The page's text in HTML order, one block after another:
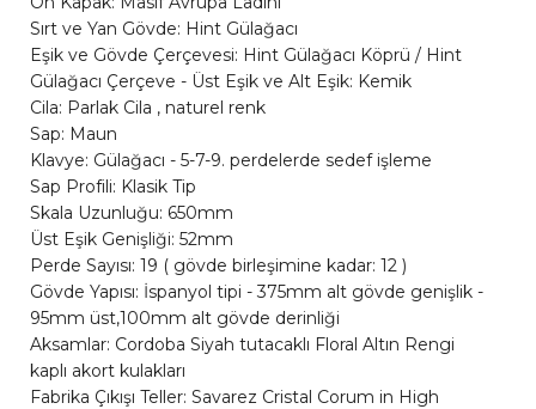
Sırt ve Yan Gövde: Hint Gülağacı
Eşik ve Gövde Çerçevesi: Hint Gülağacı Köprü / Hint
Gülağacı Çerçeve - Üst Eşik ve Alt Eşik: Kemik
Cila: Parlak Cila , naturel renk
Sap: Maun
Klavye: Gülağacı - 5-7-9. perdelerde sedef işleme
Sap Profili: Klasik Tip
Skala Uzunluğu: 650mm
Üst Eşik Genişliği: 52mm
Perde Sayısı: 19 ( gövde birleşimine kadar: 12 )
Gövde Yapısı: İspanyol tipi - 375mm alt gövde genişlik -
95mm üst,100mm alt gövde derinliği
Aksamlar: Cordoba Siyah tutacaklı Floral Altın Rengi
kaplı akort kulakları
Fabrika Çıkışı Teller: Savarez Cristal Corum in High